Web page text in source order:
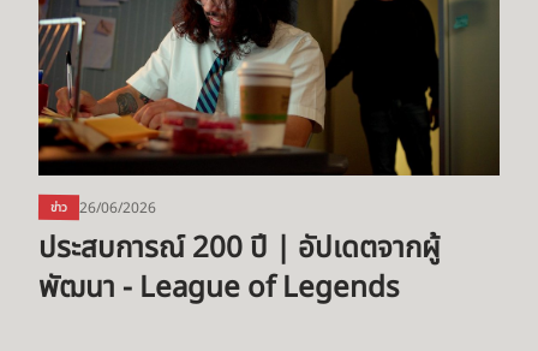
|
อัปเดต
จาก
ผู้
พัฒนา
-
League
of
Legends
ข่าว 26/06/2026
ประสบการณ์ 200 ปี | อัปเดตจากผู้
พัฒนา - League of Legends